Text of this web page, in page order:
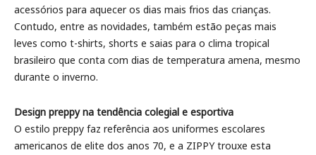
acessórios para aquecer os dias mais frios das crianças.
Contudo, entre as novidades, também estão peças mais
leves como t-shirts, shorts e saias para o clima tropical
brasileiro que conta com dias de temperatura amena, mesmo
durante o inverno.
Design preppy na tendência colegial e esportiva
O estilo preppy faz referência aos uniformes escolares
americanos de elite dos anos 70, e a ZIPPY trouxe esta